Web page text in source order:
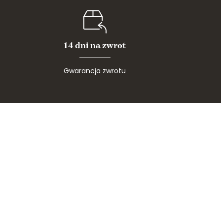
14 dni na zwrot
Gwarancja zwrotu